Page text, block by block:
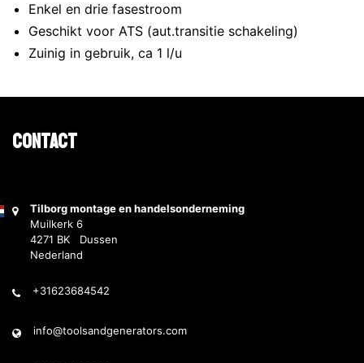
Enkel en drie fasestroom
Geschikt voor ATS (aut.transitie schakeling)
Zuinig in gebruik, ca 1 l/u
Contact
Tilborg montage en handelsonderneming
Muilkerk 6
4271 BK Dussen
Nederland
+31623684542
info@toolsandgenerators.com